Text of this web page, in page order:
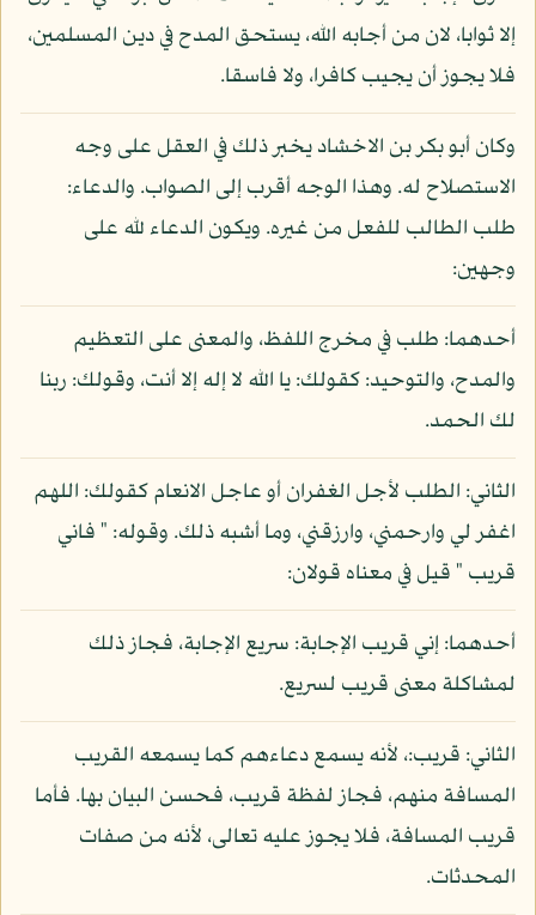
إلا ثوابا، لان من أجابه الله، يستحق المدح في دين المسلمين،
فلا يجوز أن يجيب كافرا، ولا فاسقا.
وكان أبو بكر بن الاخشاد يخبر ذلك في العقل على وجه
الاستصلاح له. وهذا الوجه أقرب إلى الصواب. والدعاء:
طلب الطالب للفعل من غيره. ويكون الدعاء لله على
وجهين:
أحدهما: طلب في مخرج اللفظ، والمعنى على التعظيم
والمدح، والتوحيد: كقولك: يا الله لا إله إلا أنت، وقولك: ربنا
لك الحمد.
الثاني: الطلب لأجل الغفران أو عاجل الانعام كقولك: اللهم
اغفر لي وارحمني، وارزقني، وما أشبه ذلك. وقوله: " فاني
قريب " قيل في معناه قولان:
أحدهما: إني قريب الإجابة: سريع الإجابة، فجاز ذلك
لمشاكلة معنى قريب لسريع.
الثاني: قريب:، لأنه يسمع دعاءهم كما يسمعه القريب
المسافة منهم، فجاز لفظة قريب، فحسن البيان بها. فأما
قريب المسافة، فلا يجوز عليه تعالى، لأنه من صفات
المحدثات.